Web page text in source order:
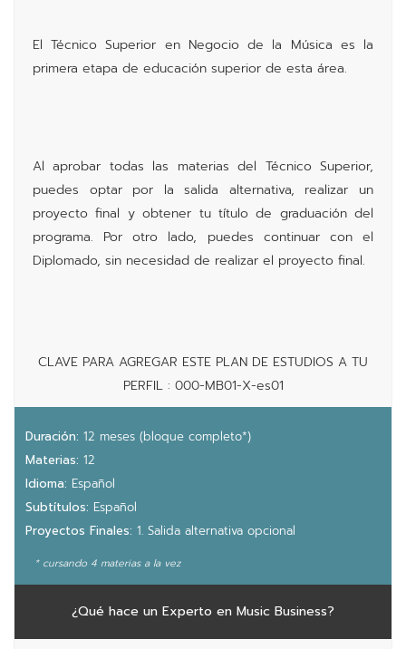
El Técnico Superior en Negocio de la Música es la
primera etapa de educación superior de esta área.
Al aprobar todas las materias del Técnico Superior,
puedes optar por la salida alternativa, realizar un
proyecto final y obtener tu título de graduación del
programa. Por otro lado, puedes continuar con el
Diplomado, sin necesidad de realizar el proyecto final.
CLAVE PARA AGREGAR ESTE PLAN DE ESTUDIOS A TU
PERFIL : 000-MB01-X-es01
Duración: 12 meses (bloque completo*)
Materias: 12
Idioma: Español
Subtítulos: Español
Proyectos Finales: 1. Salida alternativa opcional
* cursando 4 materias a la vez
¿Qué hace un Experto en Music Business?